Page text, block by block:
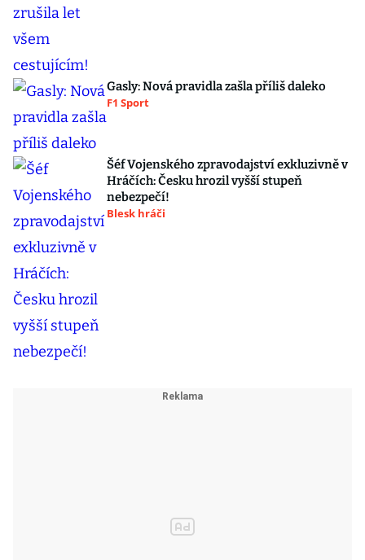
Gasly: Nová pravidla zašla příliš daleko
F1 Sport
Šéf Vojenského zpravodajství exkluzivně v
Hráčích: Česku hrozil vyšší stupeň
nebezpečí!
Blesk hráči